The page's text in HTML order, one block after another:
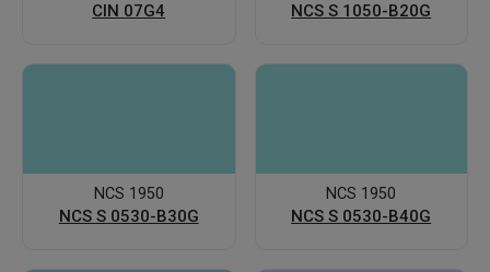
CIN 07G4 NCS S 1050-B20G
NCS 1950
NCS S 0530-B30G
NCS 1950
NCS S 0530-B40G